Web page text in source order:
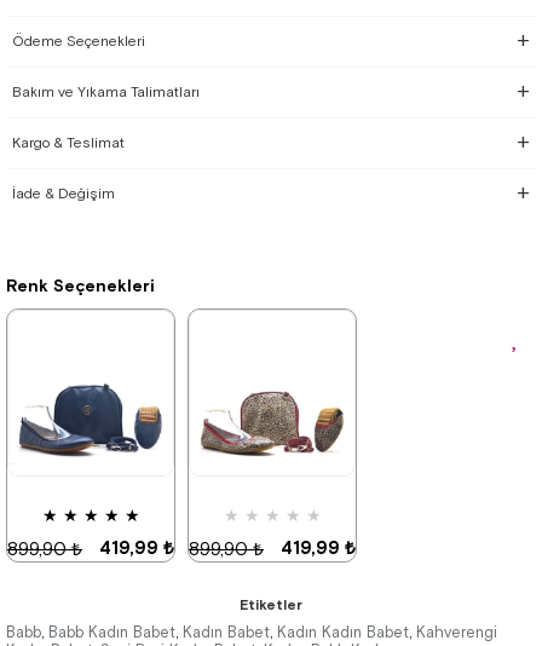
Ödeme Seçenekleri
Bakım ve Yıkama Talimatları
Kargo & Teslimat
İade & Değişim
Renk Seçenekleri
★ ★ ★ ★ ★
419,99 ₺
899,90 ₺
★ ★ ★ ★ ★
419,99 ₺
899,90 ₺
Etiketler
Babb, Babb Kadın Babet, Kadın Babet, Kadın Kadın Babet, Kahverengi